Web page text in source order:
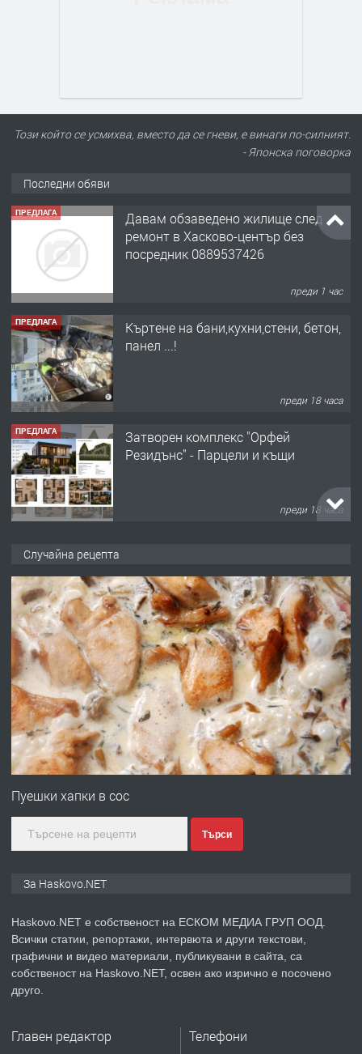
Този който се усмихва, вместо да се гневи, е винаги по-силният.
- Японска поговорка
Последни обяви
ПРЕДЛАГА
Къртене на бани,кухни,стени, бетон,
панел ...!
преди 18 часа
ПРЕДЛАГА
Затворен комплекс "Орфей
Резидънс" - Парцели и къщи
преди 18 часа
ПРЕДЛАГА
Продавам парцел в кв. Младежки
хълм в Хасково без посредници 0889
преди 18 часа
преди 18 часа
ПРЕДЛАГА Под НАЕМ двустаен Орфей
преди 3 дни
ПРЕДЛАГА
Нов апартамент на ул. Липа до
преди 5 дни
ПРЕДЛАГА
НАПЪЛНО ОБЗАВЕДЕН И
Случайна рецепта
Пуешки хапки в сос
Търси
За Haskovo.NET
Haskovo.NET е собственост на ЕСКОМ МЕДИА ГРУП ООД.
Всички статии, репортажи, интервюта и други текстови,
графични и видео материали, публикувани в сайта, са
собственост на Haskovo.NET, освен ако изрично е посочено
друго.
Главен редактор Телефони